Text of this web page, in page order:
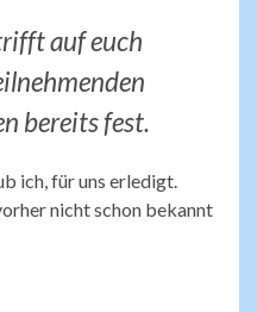
auf euch
bereits fest.
ich, für uns erledigt.
nicht schon bekannt